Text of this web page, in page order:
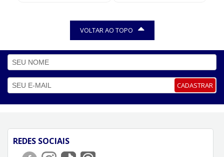
VOLTAR AO TOPO
CADASTRAR
REDES SOCIAIS